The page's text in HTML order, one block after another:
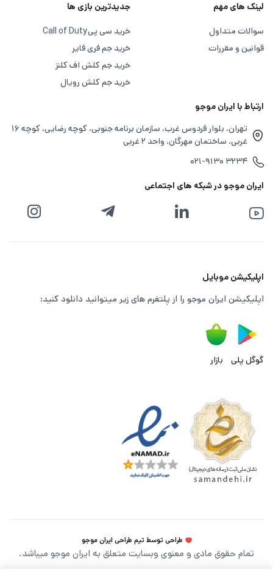
لینک های مهم
سوالات متداول
قوانین و مقررات
جدیدترین بازی ها
خرید سی پیCall of Duty
خرید جم فری فایر
خرید جم کلش اف کلنز
خرید جم کلش رویال
ارتباط با ایران موجو
تهران، بلوار فردوس غرب، سازمان برنامه جنوبی، کوچه رضایی، کوچه ۱۶
غربی، ساختمان مهرگان، واحد ۲ غربی
۰۲۱-۹۱۳۰ ۳۲۳۴
ایران موجو در شبکه های اجتماعی
اپلیکیشن موبایل
اپلیکیشن ایران موجو را از پلتفرم های زیر میتوانید دانلود کنید:
گوگل پلی بازار
طراحی توسط تیم طراحی ایران موجو
تمام حقوق مادی و معنوی وبسایت متعلق به ایران موجو میباشد.